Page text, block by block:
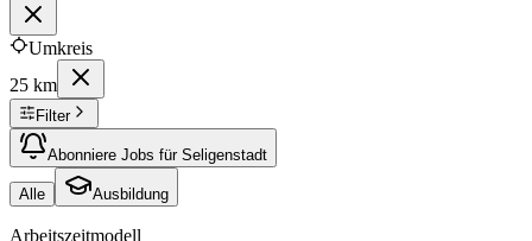
Umkreis
25 km
Filter
Abonniere Jobs für Seligenstadt
Alle Ausbildung
Arbeitszeitmodell